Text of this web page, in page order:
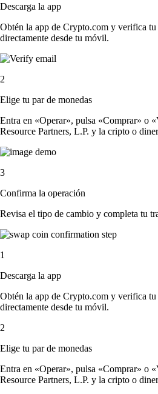
Descarga la app
Obtén la app de Crypto.com y verifica
directamente desde tu móvil.
2
Elige tu par de monedas
Entra en «Operar», pulsa «Comprar» o
Resource Partners, L.P. y la cripto o
3
Confirma la operación
Revisa el tipo de cambio y completa tu
1
Descarga la app
Obtén la app de Crypto.com y verifica
directamente desde tu móvil.
2
Elige tu par de monedas
Entra en «Operar», pulsa «Comprar» o
Resource Partners, L.P. y la cripto o